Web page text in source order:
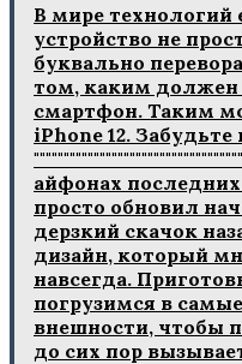
В мире технологий
устройство не
буквально
том‚ каким
смартфон. Таким
iPhone 12. Забудьте
айфонах
просто обновил
дерзкий скачок
дизайн‚ который
навсегда.
погрузимся в
внешности‚ чтобы
до сих пор